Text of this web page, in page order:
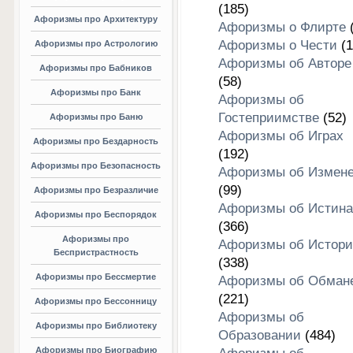
Афоризмы про Архитектуру
Афоризмы про Астрологию
Афоризмы про Бабников
Афоризмы про Банк
Афоризмы про Баню
Афоризмы про Бездарность
Афоризмы про Безопасность
Афоризмы про Безразличие
Афоризмы про Беспорядок
Афоризмы про
Беспристрастность
Афоризмы про Бессмертие
Афоризмы про Бессонницу
Афоризмы про Библиотеку
Афоризмы про Биографию
(185)
Афоризмы о Флирте
Афоризмы о Чести
Афоризмы об Авторе
(58)
Афоризмы об
Гостеприимстве(52)
Афоризмы об Играх
(192)
Афоризмы об
(99)
Афоризмы об
(366)
Афоризмы об
(338)
Афоризмы об
(221)
Афоризмы об
Образовании (484)